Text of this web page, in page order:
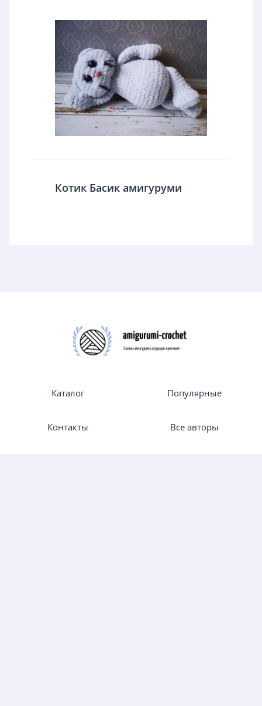
Котик Басик амигуруми
Каталог Популярные
Контакты Все авторы